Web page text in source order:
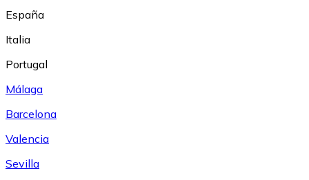
España
Italia
Portugal
Málaga
Barcelona
Valencia
Sevilla